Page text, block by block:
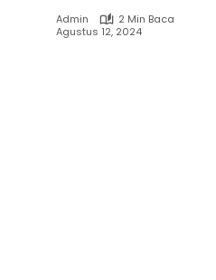
Admin
2 Min Baca
Agustus 12, 2024